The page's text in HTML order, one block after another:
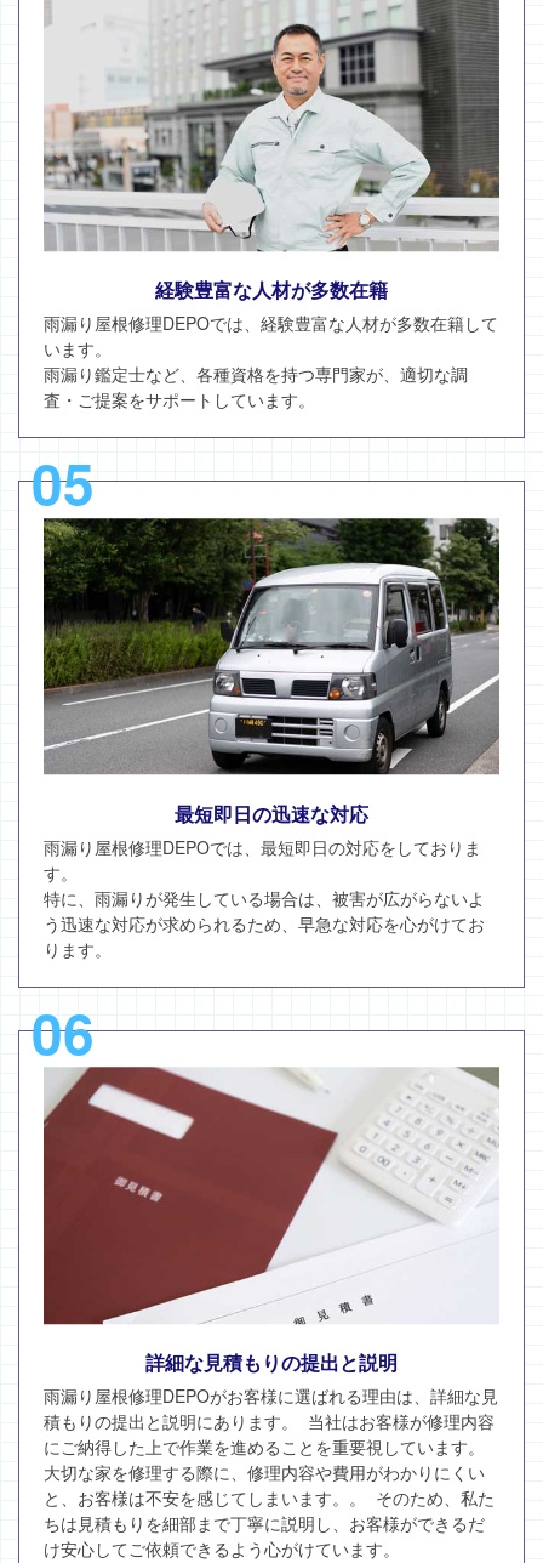
経験豊富な人材が多数在籍
雨漏り屋根修理DEPOでは、経験豊富な人材が多数在籍して
います。
雨漏り鑑定士など、各種資格を持つ専門家が、適切な調
査・ご提案をサポートしています。
05
最短即日の迅速な対応
雨漏り屋根修理DEPOでは、最短即日の対応をしておりま
す。
特に、雨漏りが発生している場合は、被害が広がらないよ
う迅速な対応が求められるため、早急な対応を心がけてお
ります。
06
詳細な見積もりの提出と説明
雨漏り屋根修理DEPOがお客様に選ばれる理由は、詳細な見
積もりの提出と説明にあります。 当社はお客様が修理内容
にご納得した上で作業を進めることを重要視しています。
大切な家を修理する際に、修理内容や費用がわかりにくい
と、お客様は不安を感じてしまいます。。 そのため、私た
ちは見積もりを細部まで丁寧に説明し、お客様ができるだ
け安心してご依頼できるよう心がけています。